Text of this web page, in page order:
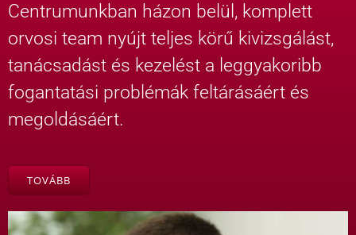
Centrumunkban házon belül, komplett
orvosi team nyújt teljes körű kivizsgálást,
tanácsadást és kezelést a leggyakoribb
fogantatási problémák feltárásáért és
megoldásáért.
TOVÁBB